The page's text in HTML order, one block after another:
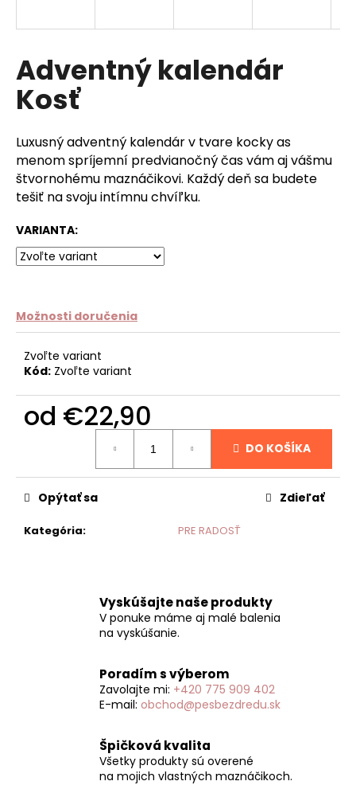
Adventný kalendár
Kosť
Luxusný adventný kalendár v tvare kocky as
menom spríjemní predvianočný čas vám aj vášmu
štvornohému maznáčikovi. Každý deň sa budete
tešiť na svoju intímnu chvíľku.
VARIANTA:
Možnosti doručenia
Zvoľte variant
Kód: Zvoľte variant
od €22,90
DO KOŠÍKA
Kategória: PRE RADOSŤ
Opýtať sa Zdieľať
Vyskúšajte naše produkty
V ponuke máme aj malé balenia
na vyskúšanie.
Poradím s výberom
Zavolajte mi: +420 775 909 402
E-mail: obchod@pesbezdredu.sk
Špičková kvalita
Všetky produkty sú overené
na mojich vlastných maznáčikoch.
s
ť
?
HĽADAŤ
O
d
o
r
č
a
m
e